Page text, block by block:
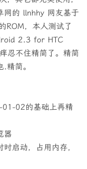
网的 llnhhy 网友基于
，本人测试了
2.3 for HTC
忍不住精简了。精简
精简。
01-02的基础上再精
器
启动，占用内存，